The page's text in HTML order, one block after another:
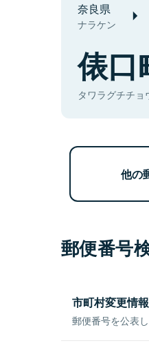
奈良県
ナラケン
俵口
タワラグチチョ
他の
郵便番号
市町村変更情報
郵便番号を公表